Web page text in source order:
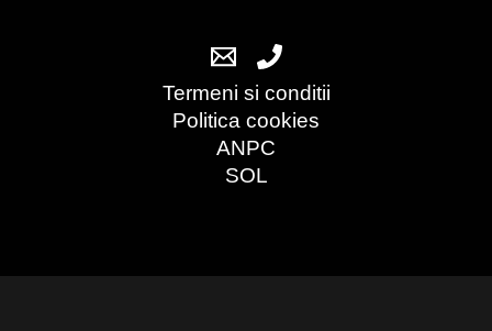
Termeni si conditii
Politica cookies
ANPC
SOL